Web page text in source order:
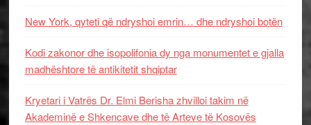
New York, qyteti që ndryshoi emrin… dhe ndryshoi botën
Kodi zakonor dhe isopolifonia dy nga monumentet e gjalla
madhështore të antikitetit shqiptar
Kryetari i Vatrës Dr. Elmi Berisha zhvilloi takim në
Akademinë e Shkencave dhe të Arteve të Kosovës